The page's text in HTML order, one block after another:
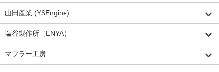
山田産業 (YSEngine)
塩谷製作所（ENYA）
マフラー工房